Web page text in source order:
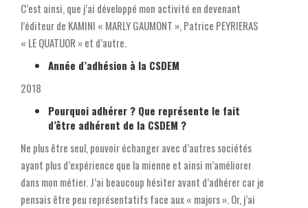
C’est ainsi, que j’ai développé mon activité en devenant
l’éditeur de KAMINI « MARLY GAUMONT », Patrice PEYRIERAS
« LE QUATUOR » et d’autre.
Année d’adhésion à la CSDEM
2018
Pourquoi adhérer ? Que représente le fait
d’être adhérent de la CSDEM ?
Ne plus être seul, pouvoir échanger avec d’autres sociétés
ayant plus d’expérience que la mienne et ainsi m’améliorer
dans mon métier. J’ai beaucoup hésiter avant d’adhérer car je
pensais être peu représentatifs face aux « majors ». Or, j’ai